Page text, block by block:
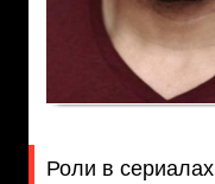
Роли в сериалах